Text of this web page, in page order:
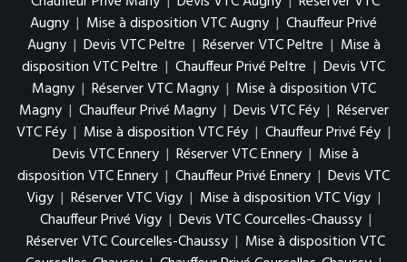
Augny | Mise à disposition VTC Augny | Chauffeur Privé
Augny | Devis VTC Peltre | Réserver VTC Peltre | Mise à
disposition VTC Peltre | Chauffeur Privé Peltre | Devis VTC
Magny | Réserver VTC Magny | Mise à disposition VTC
Magny | Chauffeur Privé Magny | Devis VTC Féy | Réserver
VTC Féy | Mise à disposition VTC Féy | Chauffeur Privé Féy |
Devis VTC Ennery | Réserver VTC Ennery | Mise à
disposition VTC Ennery | Chauffeur Privé Ennery | Devis VTC
Vigy | Réserver VTC Vigy | Mise à disposition VTC Vigy |
Chauffeur Privé Vigy | Devis VTC Courcelles-Chaussy |
Réserver VTC Courcelles-Chaussy | Mise à disposition VTC